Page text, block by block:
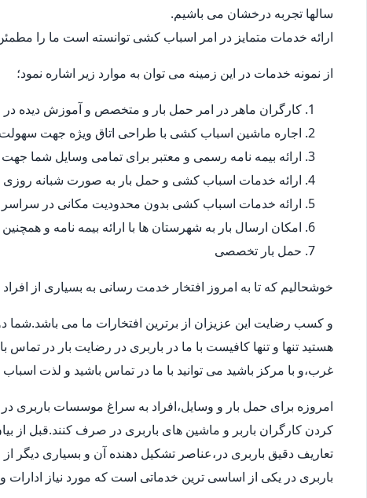
سالها تجربه درخشان می باشیم.
ارائه خدمات متمایز در امر اسباب کشی توانسته است ما را
از نمونه خدمات در این زمینه می توان به موارد زیر اشاره نمود؛
کارگران ماهر در امر حمل بار و متخصص و آموزش دیده در
اجاره ماشین اسباب کشی با طراحی اتاق ویژه جهت
ارائه بیمه نامه رسمی و معتبر برای تمامی وسایل شما
ارائه خدمات اسباب کشی و حمل بار به صورت شبانه روزی
ارائه خدمات اسباب کشی بدون محدودیت مکانی در سراسر
امکان ارسال بار به شهرستان ها با ارائه بیمه نامه و
حمل بار تخصصی
خوشحالیم که تا به امروز افتخار خدمت رسانی به بسیاری از افراد
و کسب رضایت این عزیزان از برترین افتخارات ما می باشد.شما
هستید تنها و تنها کافیست با ما در باربری در رضایت بار در
غرب،و با مرکز باشید می توانید با ما در تماس باشید و لذت
امروزه برای حمل بار و وسایل،افراد به سراغ موسسات باربری
کردن کارگران باربر و ماشین های باربری در صرف کنند.قبل از
تعاریف دقیق باربری در،عناصر تشکیل دهنده آن و بسیاری دیگر
باربری در یکی از اساسی ترین خدماتی است که مورد نیاز